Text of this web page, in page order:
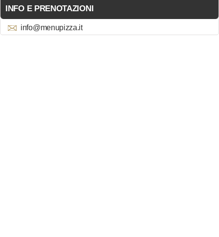
INFO E PRENOTAZIONI
info@menupizza.it